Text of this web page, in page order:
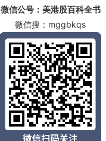
微信公号：美港股百科全书
微信搜：mggbkqs